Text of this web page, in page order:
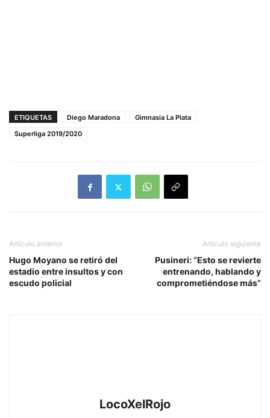
ETIQUETAS Diego Maradona
Gimnasia La Plata
Superliga 2019/2020
Artículo anterior
Hugo Moyano se retiró del
estadio entre insultos y con
escudo policial
Artículo siguiente
Pusineri: “Esto se revierte
entrenando, hablando y
comprometiéndose más”
LocoXelRojo